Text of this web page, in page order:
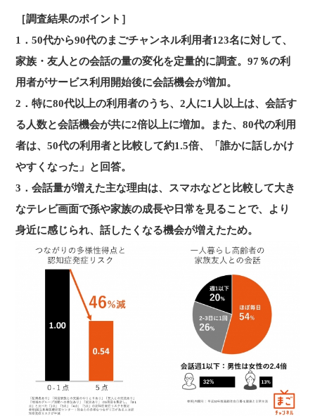
［調査結果のポイント］
1．50代から90代のまごチャンネル利用者123名に対して、
家族・友人との会話の量の変化を定量的に調査。97％の利
用者がサービス利用開始後に会話機会が増加。
2．特に80代以上の利用者のうち、2人に1人以上は、会話す
る人数と会話機会が共に2倍以上に増加。また、80代の利用
者は、50代の利用者と比較して約1.5倍、「誰かに話しかけ
やすくなった」と回答。
3．会話量が増えた主な理由は、スマホなどと比較して大き
なテレビ画面で孫や家族の成長や日常を見ることで、より
身近に感じられ、話したくなる機会が増えたため。​